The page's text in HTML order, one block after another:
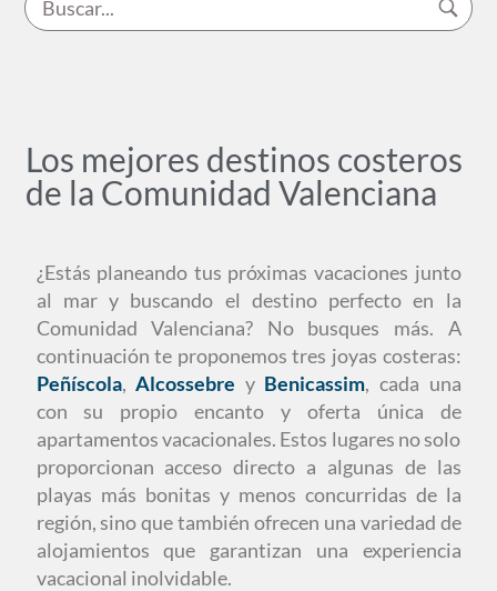
Los mejores destinos costeros
de la Comunidad Valenciana
¿Estás planeando tus próximas vacaciones junto
al mar y buscando el destino perfecto en la
Comunidad Valenciana? No busques más. A
continuación te proponemos tres joyas costeras:
Peñíscola,Alcossebre y Benicassim, cada una
con su propio encanto y oferta única de
apartamentos vacacionales. Estos lugares no solo
proporcionan acceso directo a algunas de las
playas más bonitas y menos concurridas de la
región, sino que también ofrecen una variedad de
alojamientos que garantizan una experiencia
vacacional inolvidable.